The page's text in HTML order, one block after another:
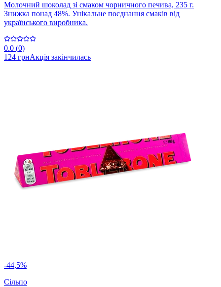
Молочний шоколад зі смаком чорничного печива, 235 г.
Знижка понад 48%. Унікальне поєднання смаків від
українського виробника.
0.0 (0)
124 грнАкція закінчилась
-44,5%
Сільпо